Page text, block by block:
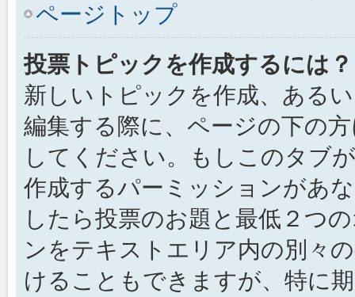
ページトップ
投票トピックを作成するには？
新しいトピックを作成、ある
編集する際に、ページの下の
してください。もしこのタブ
作成するパーミッションがあ
したら投票のお題と最低２つ
ンをテキストエリア内の別々
けることもできますが、特に